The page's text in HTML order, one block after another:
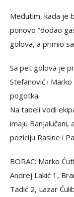
Međutim, kada je
ponovo ”dodao
golova, a primio
Sa pet golova je
Stefanović i
pogotka.
Na tabeli vodi
imaju Banjalučani,
poziciju Rasine i
BORAC: Marko
Andrej Lakić 1,
Tadić 2, Lazar